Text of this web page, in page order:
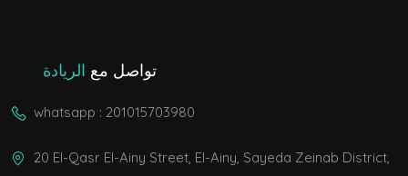
تواصل مع الريادة
whatsapp : 201015703980
20 El-Qasr El-Ainy Street, El-Ainy, Sayeda Zeinab District,